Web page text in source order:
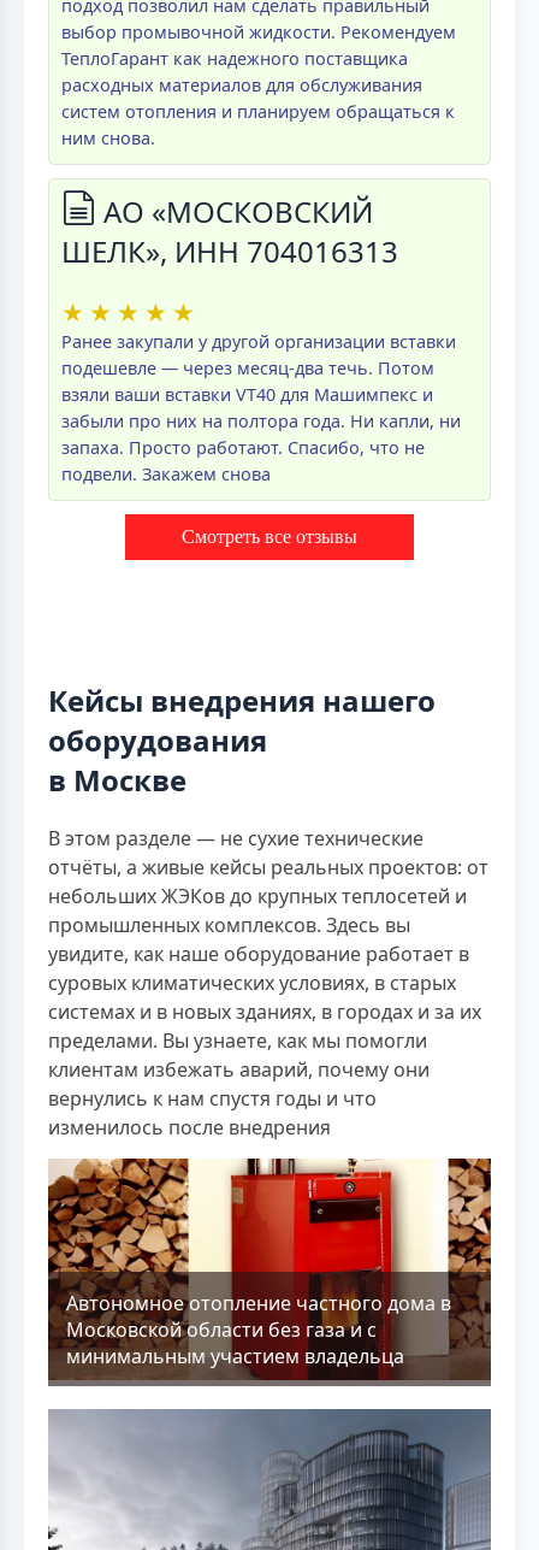
подход позволил нам сделать правильный
выбор промывочной жидкости. Рекомендуем
ТеплоГарант как надежного поставщика
расходных материалов для обслуживания
систем отопления и планируем обращаться к
ним снова.
АО «МОСКОВСКИЙ
ШЕЛК», ИНН 704016313
★ ★ ★ ★ ★
Ранее закупали у другой организации вставки
подешевле — через месяц-два течь. Потом
взяли ваши вставки VT40 для Машимпекс и
забыли про них на полтора года. Ни капли, ни
запаха. Просто работают. Спасибо, что не
подвели. Закажем снова
Смотреть все отзывы
Кейсы внедрения нашего
оборудования
в Москве
В этом разделе — не сухие технические
отчёты, а живые кейсы реальных проектов: от
небольших ЖЭКов до крупных теплосетей и
промышленных комплексов. Здесь вы
увидите, как наше оборудование работает в
суровых климатических условиях, в старых
системах и в новых зданиях, в городах и за их
пределами. Вы узнаете, как мы помогли
клиентам избежать аварий, почему они
вернулись к нам спустя годы и что
изменилось после внедрения
Aвтономное отопление частного дома в
Московской области без газа и с
минимальным участием владельца